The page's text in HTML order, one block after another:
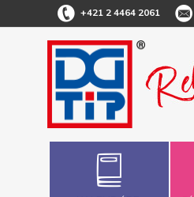
+421 2 4464 2061